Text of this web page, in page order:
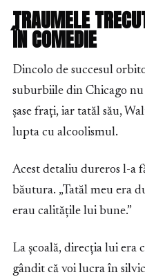
TRAUMELE
ÎN COMEDIE
Dincolo de succesul
suburbiile din Chicago
șase frați, iar tatăl său,
lupta cu alcoolismul.
Acest detaliu dureros l-a
băutura. „Tatăl meu era
erau calitățile lui bune.”
La școală, direcția lui era
gândit că voi lucra în